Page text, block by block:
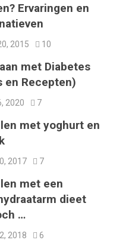
Ervaringen en
2015 10
met Diabetes
en Recepten)
2020 7
met yoghurt en
2017 7
met een
dieet
…
2018 6